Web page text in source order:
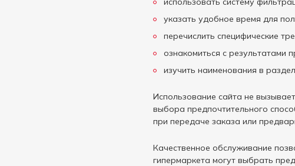
указать удобное время для
перечислить специфические
ознакомиться с результатами
изучить наименования в
Использование сайта не
выбора предпочтительного
при передаче заказа или
Качественное обслуживание
гипермаркета могут выбрать